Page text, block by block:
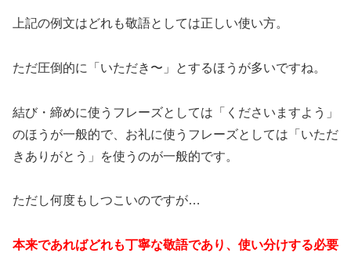
上記の例文はどれも敬語としては正しい使い方。
ただ圧倒的に「いただき〜」とするほうが多いですね。
結び・締めに使うフレーズとしては「くださいますよう」
のほうが一般的で、お礼に使うフレーズとしては「いただ
きありがとう」を使うのが一般的です。
ただし何度もしつこいのですが…
本来であればどれも丁寧な敬語であり、使い分けする必要